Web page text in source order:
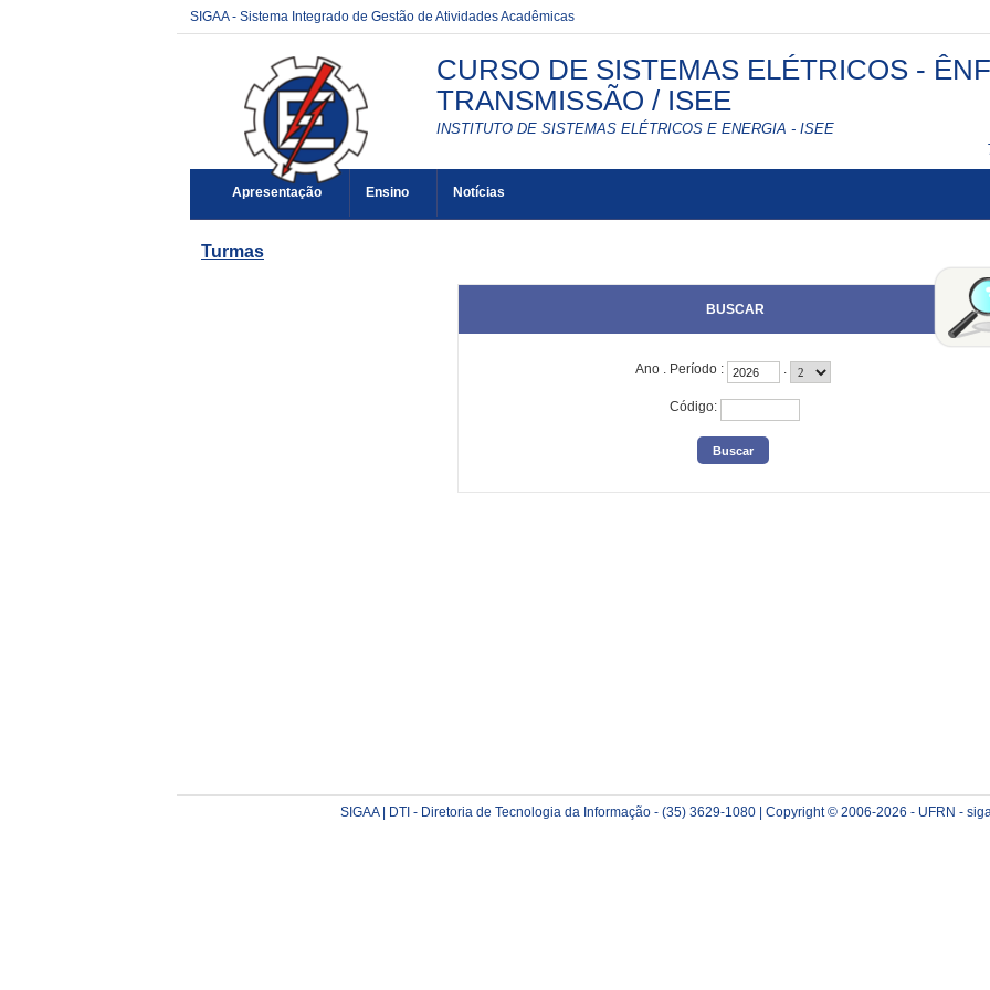
SIGAA - Sistema Integrado de Gestão de Atividades Acadêmicas
CURSO DE SISTEMAS ELÉTRICOS -
TRANSMISSÃO / ISEE
INSTITUTO DE SISTEMAS ELÉTRICOS E ENERGIA - ISEE
Apresentação Ensino Notícias
Turmas
BUSCAR
Ano . Período : .
Código:
SIGAA | DTI - Diretoria de Tecnologia da Informação - (35) 3629-1080 | Copyright © 2006-2026 - UFRN -